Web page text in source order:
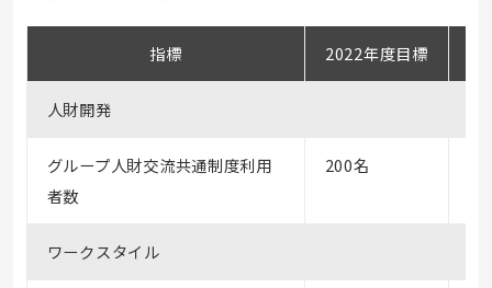
指標 2022年度目標
人財開発
グループ人財交流共通制度利用
者数
200名
ワークスタイル